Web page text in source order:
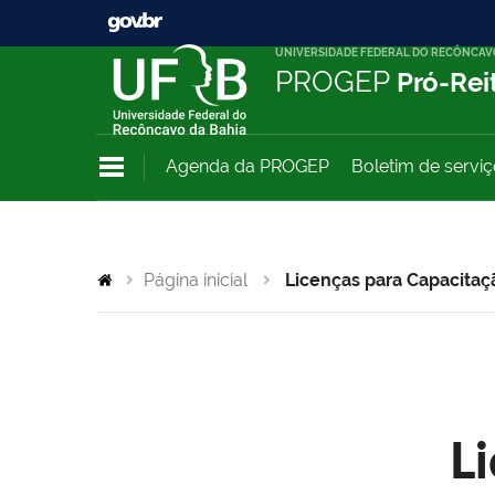
UNIVERSIDADE FEDERAL DO
PROGEP Pró-
Agenda da PROGEP Boletim de
Página inicial Licenças para